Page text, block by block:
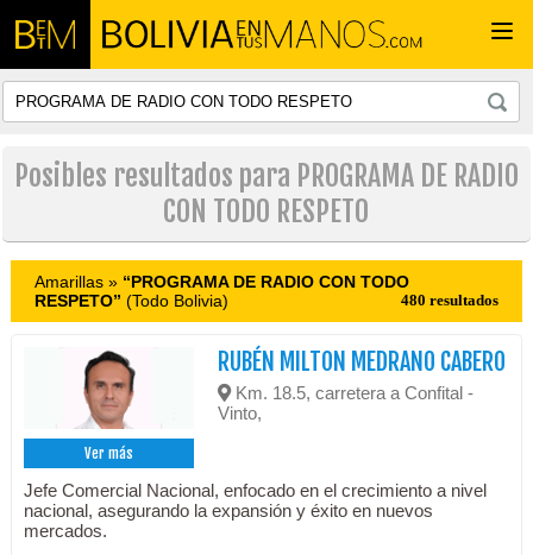
Posibles resultados para PROGRAMA DE RADIO
CON TODO RESPETO
Amarillas » “PROGRAMA DE RADIO CON TODO
RESPETO” (Todo Bolivia) 480 resultados
Ver más
RUBÉN MILTON MEDRANO CABERO
Km. 18.5, carretera a Confital -
Vinto,
Jefe Comercial Nacional, enfocado en el crecimiento a nivel
nacional, asegurando la expansión y éxito en nuevos
mercados.